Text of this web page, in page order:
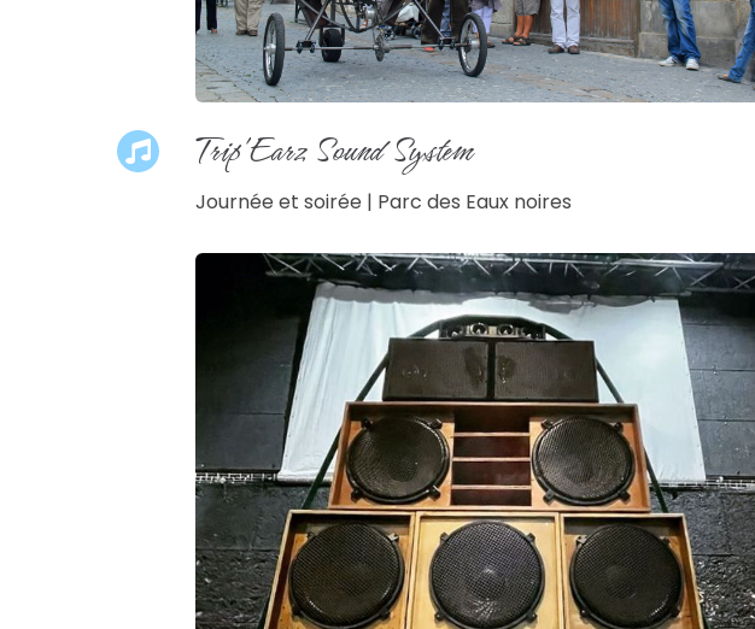
Trip'Earz Sound System
Journée et soirée | Parc des Eaux noires